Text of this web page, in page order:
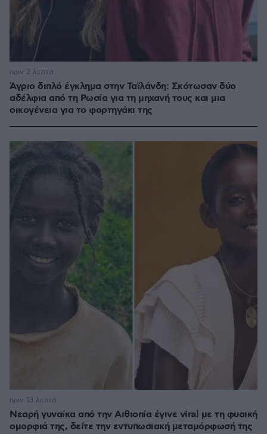
Άγριο διπλό έγκλημα στην Ταϊλάνδη: Σκότωσαν δύο
αδέλφια από τη Ρωσία για τη μηχανή τους και μια
οικογένεια για το φορτηγάκι της
πριν 2 λεπτά
Νεαρή γυναίκα από την Αιθιοπία έγινε viral με τη φυσική
ομορφιά της, δείτε την εντυπωσιακή μεταμόρφωσή της
πριν 13 λεπτά